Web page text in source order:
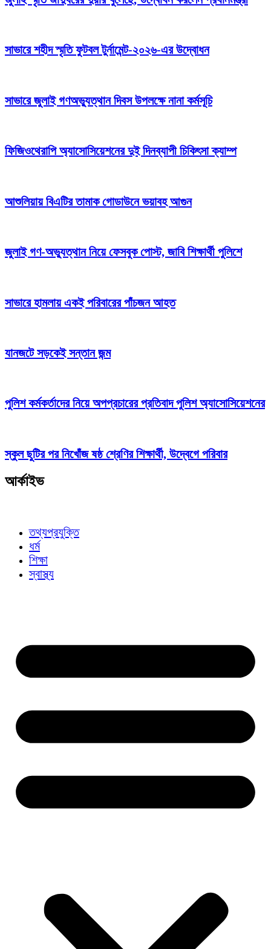
সাভারে শহীদ স্মৃতি ফুটবল টুর্নামেন্ট-২০২৬-এর উদ্বোধন
সাভারে জুলাই গণঅভ্যুত্থান দিবস উপলক্ষে নানা কর্মসূচি
ফিজিওথেরাপি অ্যাসোসিয়েশনের দুই দিনব্যাপী চিকিৎসা ক্যাম্প
আশুলিয়ায় বিএটির তামাক গোডাউনে ভয়াবহ আগুন
জুলাই গণ-অভ্যুত্থান নিয়ে ফেসবুক পোস্ট, জাবি শিক্ষার্থী পুলিশে
সাভারে হামলায় একই পরিবারের পাঁচজন আহত
যানজটে সড়কেই সন্তান জন্ম
পুলিশ কর্মকর্তাদের নিয়ে অপপ্রচারের প্রতিবাদ পুলিশ অ্যাসোসিয়েশনের
স্কুল ছুটির পর নিখোঁজ ষষ্ঠ শ্রেণির শিক্ষার্থী, উদ্বেগে পরিবার
আর্কাইভ
তথ্যপ্রযুক্তি
ধর্ম
শিক্ষা
স্বাস্থ্য